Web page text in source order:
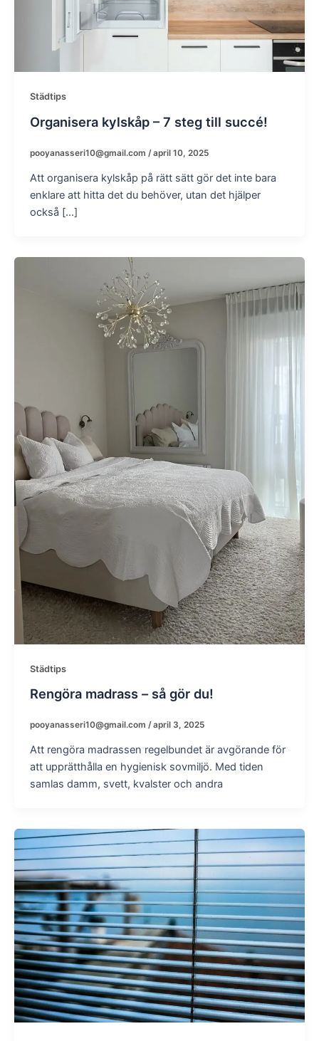
Städtips
Organisera kylskåp – 7 steg till succé!
pooyanasseri10@gmail.com /april 10, 2025
Att organisera kylskåp på rätt sätt gör det inte bara
enklare att hitta det du behöver, utan det hjälper
också […]
Städtips
Rengöra madrass – så gör du!
pooyanasseri10@gmail.com /april 3, 2025
Att rengöra madrassen regelbundet är avgörande för
att upprätthålla en hygienisk sovmiljö. Med tiden
samlas damm, svett, kvalster och andra